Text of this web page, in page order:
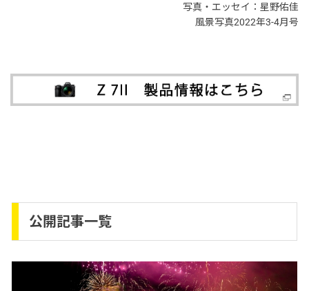
写真・エッセイ：星野佑佳
風景写真2022年3-4月号
公開記事一覧